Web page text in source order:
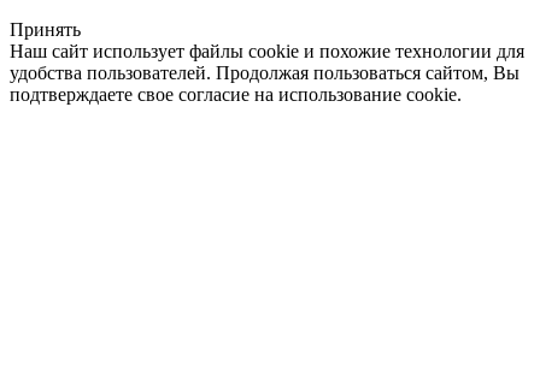
Принять
Наш сайт использует файлы cookie и похожие технологии для
удобства пользователей. Продолжая пользоваться сайтом, Вы
подтверждаете свое согласие на использование cookie.